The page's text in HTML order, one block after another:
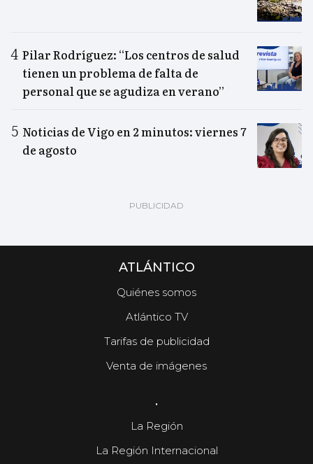
Pilar Rodríguez: “Los centros de salud
tienen un problema de falta de
personal que se agudiza en verano”
Noticias de Vigo en 2 minutos: viernes 7
de agosto
ATLÁNTICO
Quiénes somos
Atlántico TV
Tarifas de publicidad
Venta de imágenes
.
La Región
La Región Internacional